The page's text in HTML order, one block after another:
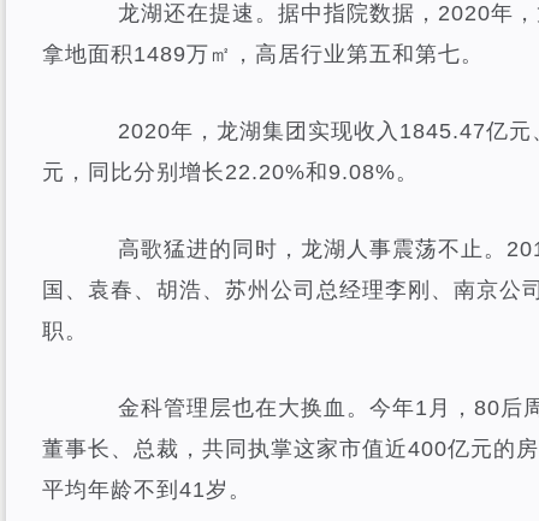
龙湖还在提速。据中指院数据，2020年，
拿地面积1489万㎡，高居行业第五和第七。
2020年，龙湖集团实现收入1845.47亿元
元，同比分别增长22.20%和9.08%。
高歌猛进的同时，龙湖人事震荡不止。
国、袁春、胡浩、苏州公司总经理李刚、南京公
职。
金科管理层也在大换血。今年1月，80后
董事长、总裁，共同执掌这家市值近400亿元的
平均年龄不到41岁。